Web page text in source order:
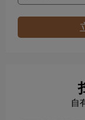
自